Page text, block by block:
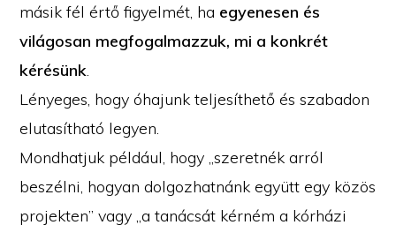
másik fél értő figyelmét, ha egyenesen és
világosan megfogalmazzuk, mi a konkrét
kérésünk.
Lényeges, hogy óhajunk teljesíthető és szabadon
elutasítható legyen.
Mondhatjuk például, hogy „szeretnék arról
beszélni, hogyan dolgozhatnánk együtt egy közös
projekten” vagy „a tanácsát kérném a kórházi